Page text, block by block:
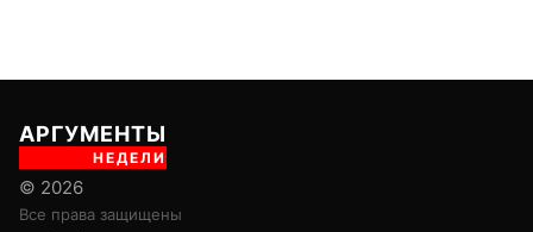
АРГУМЕНТЫ
НЕДЕЛИ
© 2026
Все права защищены